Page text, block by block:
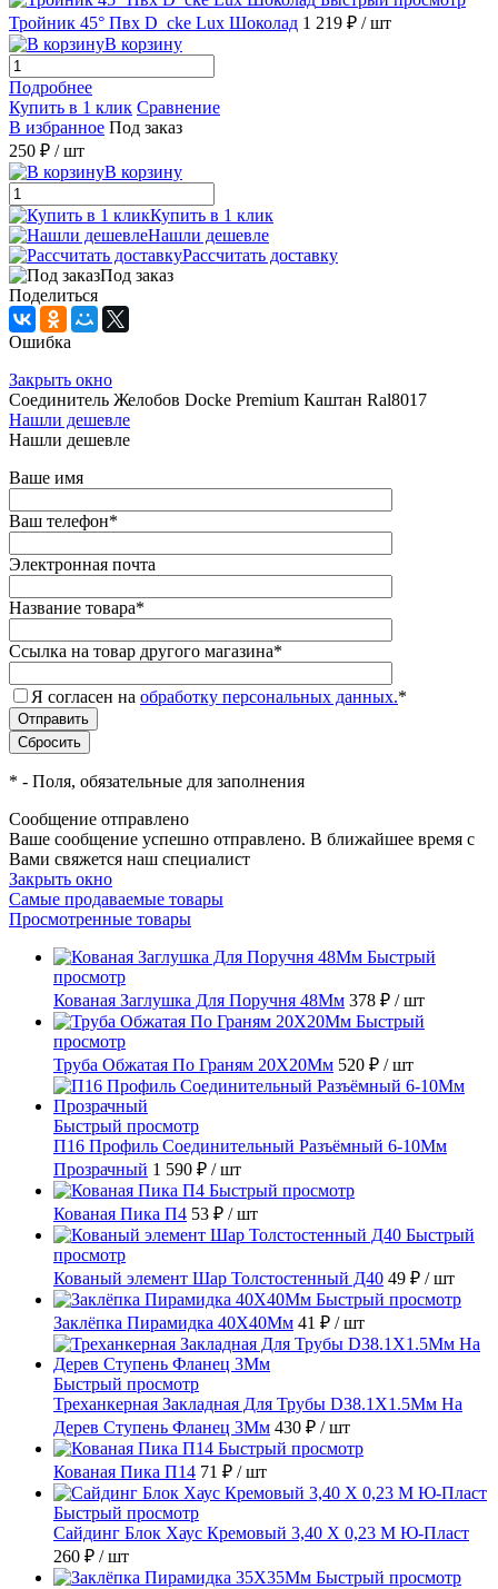
Тройник 45° Пвх D_cke Lux Шоколад 1 219 ₽ / шт
В корзину
Подробнее
Купить в 1 клик Сравнение
В избранное Под заказ
250 ₽ / шт
В корзину
Купить в 1 клик
Нашли дешевле
Рассчитать доставку
Под заказ
Поделиться
Ошибка
Закрыть окно
Соединитель Желобов Docke Premium Каштан Ral8017
Нашли дешевле
Нашли дешевле
Ваше имя
Ваш телефон*
Электронная почта
Название товара*
Ссылка на товар другого магазина*
Я согласен на обработку персональных данных.*
* - Поля, обязательные для заполнения
Сообщение отправлено
Ваше сообщение успешно отправлено. В ближайшее время с
Вами свяжется наш специалист
Закрыть окно
Самые продаваемые товары
Просмотренные товары
Быстрый
просмотр
Кованая Заглушка Для Поручня 48Мм 378 ₽ / шт
Быстрый
просмотр
Труба Обжатая По Граням 20X20Мм 520 ₽ / шт
Быстрый просмотр
П16 Профиль Соединительный Разъёмный 6-10Мм
Прозрачный 1 590 ₽ / шт
Быстрый просмотр
Кованая Пика П4 53 ₽ / шт
Быстрый
просмотр
Кованый элемент Шар Толстостенный Д40 49 ₽ / шт
Быстрый просмотр
Заклёпка Пирамидка 40X40Мм 41 ₽ / шт
Быстрый просмотр
Треханкерная Закладная Для Трубы D38.1Х1.5Мм На
Дерев Ступень Фланец 3Мм 430 ₽ / шт
Быстрый просмотр
Кованая Пика П14 71 ₽ / шт
Быстрый просмотр
Сайдинг Блок Хаус Кремовый 3,40 Х 0,23 М Ю-Пласт
260 ₽ / шт
Быстрый просмотр